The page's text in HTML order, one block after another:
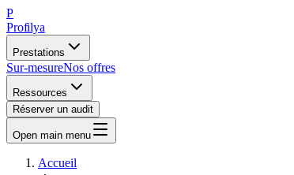
P
Profilya
Prestations
Sur-mesureNos offres
Ressources
Réserver un audit
Open main menu
Accueil